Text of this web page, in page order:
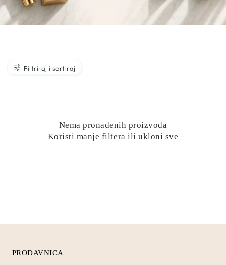
Filtriraj i sortiraj
Nema pronađenih proizvoda
Koristi manje filtera iliukloni sve
PRODAVNICA